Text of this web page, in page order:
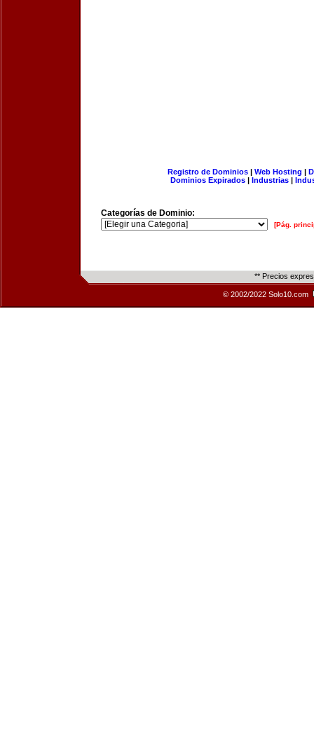
Registro de Dominios| Web Hosting |
Dominios Expirados | Industrias |
Categorías de Dominio:
[Pág.
** Precios
© 2002/2022 Solo10.com